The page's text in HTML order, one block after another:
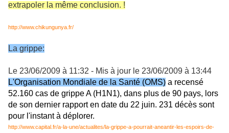
extrapoler la même conclusion. !
http://www.chikungunya.fr/
La grippe:
Le 23/06/2009 à 11:32 - Mis à jour le 23/06/2009 à 13:44
L'Organisation Mondiale de la Santé (OMS) a recensé
52.160 cas de grippe A (H1N1), dans plus de 90 pays, lors
de son dernier rapport en date du 22 juin. 231 décès sont
pour l'instant à déplorer.
http://www.capital.fr/a-la-une/actualites/la-grippe-a-pourrait-aneantir-les-espoirs-de-